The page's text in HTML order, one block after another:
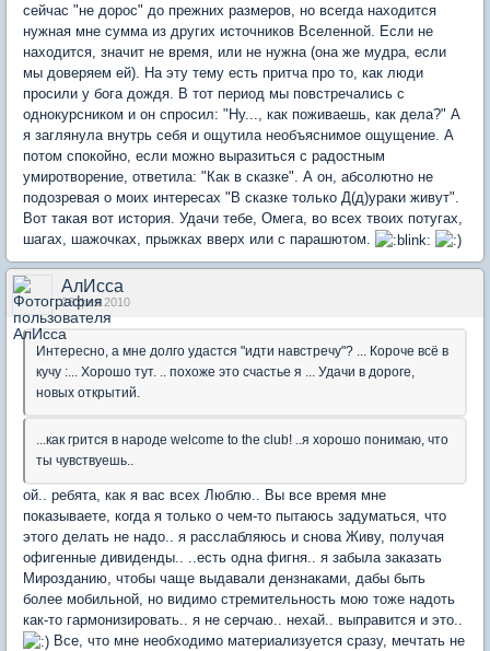
сейчас "не дорос" до прежних размеров, но всегда находится
нужная мне сумма из других источников Вселенной. Если не
находится, значит не время, или не нужна (она же мудра, если
мы доверяем ей). На эту тему есть притча про то, как люди
просили у бога дождя. В тот период мы повстречались с
однокурсником и он спросил: "Ну..., как поживаешь, как дела?" А
я заглянула внутрь себя и ощутила необъяснимое ощущение. А
потом спокойно, если можно выразиться с радостным
умиротворение, ответила: "Как в сказке". А он, абсолютно не
подозревая о моих интересах "В сказке только Д(д)ураки живут".
Вот такая вот история. Удачи тебе, Омега, во всех твоих потугах,
шагах, шажочках, прыжках вверх или с парашютом.
АлИсса
26 фев 2010
Интересно, а мне долго удастся "идти навстречу"? ... Короче всё в
кучу :... Хорошо тут. .. похоже это счастье я ... Удачи в дороге,
новых открытий.
...как грится в народе welcome to the club! ..я хорошо понимаю, что
ты чувствуешь..
ой.. ребята, как я вас всех Люблю.. Вы все время мне
показываете, когда я только о чем-то пытаюсь задуматься, что
этого делать не надо.. я расслабляюсь и снова Живу, получая
офигенные дивиденды.. ..есть одна фигня.. я забыла заказать
Мирозданию, чтобы чаще выдавали дензнаками, дабы быть
более мобильной, но видимо стремительность мою тоже надоть
как-то гармонизировать.. я не серчаю.. нехай.. выправится и это..
Все, что мне необходимо материализуется сразу, мечтать не